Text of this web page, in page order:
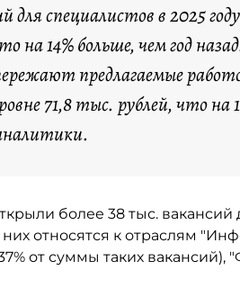
специалистов в 2025
на 14% больше, чем год
предлагаемые
71,8 тыс. рублей, что на
более 38 тыс. вакансий
относятся к отраслям
от суммы таких вакансий),